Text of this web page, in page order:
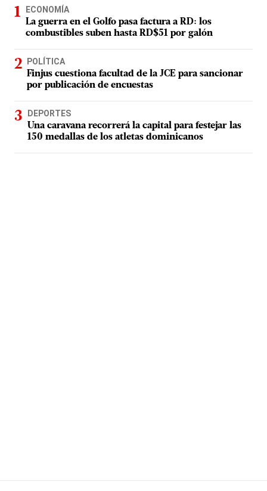
ECONOMÍA
La guerra en el Golfo pasa factura a RD: los
combustibles suben hasta RD$51 por galón
POLÍTICA
Finjus cuestiona facultad de la JCE para sancionar
por publicación de encuestas
DEPORTES
Una caravana recorrerá la capital para festejar las
150 medallas de los atletas dominicanos